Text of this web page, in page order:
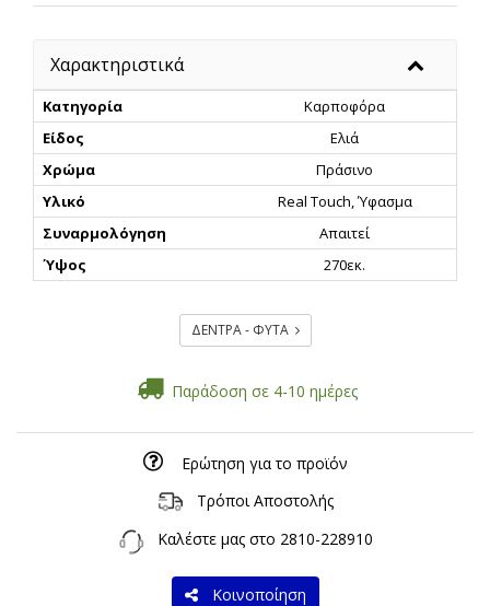
Χαρακτηριστικά
Κατηγορία
Καρποφόρα
Είδος
Ελιά
Χρώμα
Πράσινο
Υλικό
Real Touch, Ύφασμα
Συναρμολόγηση
Απαιτεί
Ύψος
270εκ.
ΔΕΝΤΡΑ - ΦΥΤΑ
Παράδοση σε 4-10 ημέρες
Ερώτηση για το προϊόν
Τρόποι Αποστολής
Καλέστε μας στο 2810-228910
Κοινοποίηση